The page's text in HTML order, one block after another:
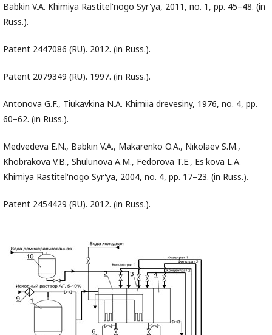
Babkin V.A. Khimiya Rastitel'nogo Syr'ya, 2011, no. 1, pp. 45–48. (in
Russ.).
Patent 2447086 (RU). 2012. (in Russ.).
Patent 2079349 (RU). 1997. (in Russ.).
Antonova G.F., Tiukavkina N.A. Khimiia drevesiny, 1976, no. 4, pp.
60–62. (in Russ.).
Medvedeva E.N., Babkin V.A., Makarenko O.A., Nikolaev S.M.,
Khobrakova V.B., Shulunova A.M., Fedorova T.E., Es'kova L.A.
Khimiya Rastitel'nogo Syr'ya, 2004, no. 4, pp. 17–23. (in Russ.).
Patent 2454429 (RU). 2012. (in Russ.).